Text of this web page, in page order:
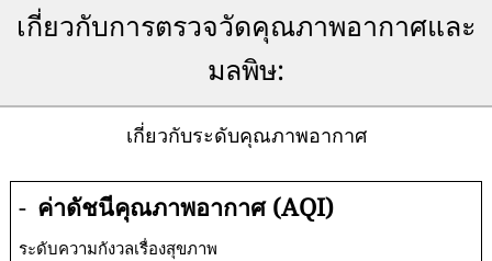
เกี่ยวกับการตรวจวัดคุณภาพอากาศและ
มลพิษ:
เกี่ยวกับระดับคุณภาพอากาศ
- ค่าดัชนีคุณภาพอากาศ (AQI)
ระดับความกังวลเรื่องสุขภาพ